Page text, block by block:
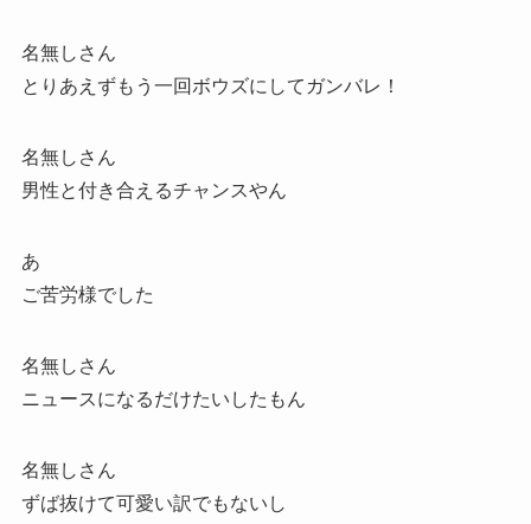
名無しさん
とりあえずもう一回ボウズにしてガンバレ！
名無しさん
男性と付き合えるチャンスやん
あ
ご苦労様でした
名無しさん
ニュースになるだけたいしたもん
名無しさん
ずば抜けて可愛い訳でもないし